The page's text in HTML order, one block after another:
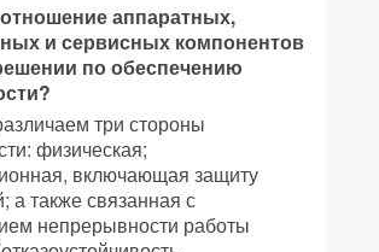
аппаратных,
и сервисных компонентов
по обеспечению
три стороны
физическая;
включающая защиту
а также связанная с
непрерывности работы